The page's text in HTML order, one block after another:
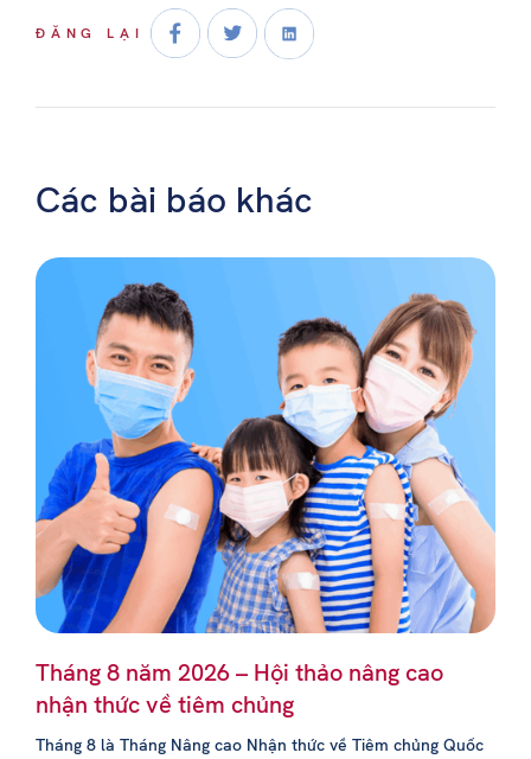
ĐĂNG LẠI
Các bài báo khác
Tháng 8 năm 2026 – Hội thảo nâng cao
nhận thức về tiêm chủng
Tháng 8 là Tháng Nâng cao Nhận thức về Tiêm chủng Quốc